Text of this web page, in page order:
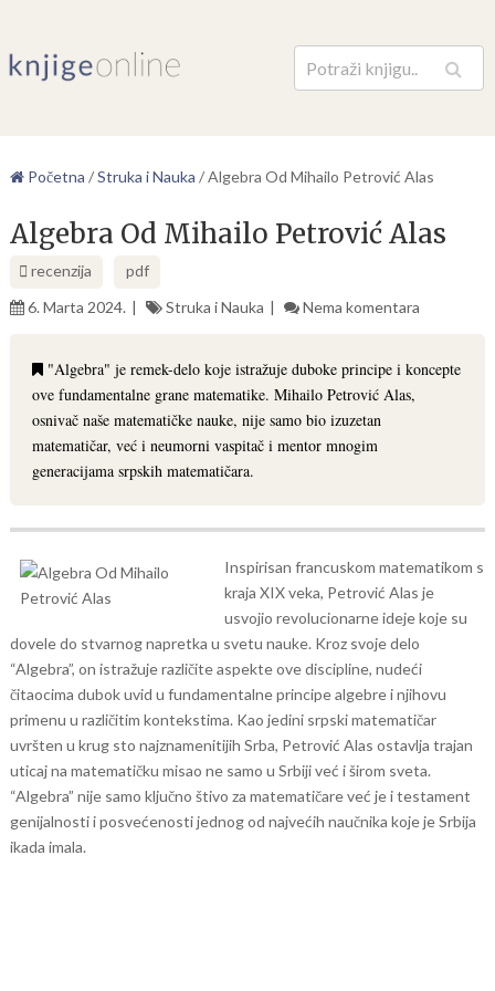
Pretraga
Početna /Struka i Nauka /Algebra Od Mihailo Petrović Alas
Algebra Od Mihailo Petrović Alas
recenzija
pdf
6. Marta 2024.
Struka i Nauka Nema komentara
"Algebra" je remek-delo koje istražuje duboke principe i koncepte
ove fundamentalne grane matematike. Mihailo Petrović Alas,
osnivač naše matematičke nauke, nije samo bio izuzetan
matematičar, već i neumorni vaspitač i mentor mnogim
generacijama srpskih matematičara.
Inspirisan francuskom matematikom s
kraja XIX veka, Petrović Alas je
usvojio revolucionarne ideje koje su
dovele do stvarnog napretka u svetu nauke. Kroz svoje delo
“Algebra”, on istražuje različite aspekte ove discipline, nudeći
čitaocima dubok uvid u fundamentalne principe algebre i njihovu
primenu u različitim kontekstima. Kao jedini srpski matematičar
uvršten u krug sto najznamenitijih Srba, Petrović Alas ostavlja trajan
uticaj na matematičku misao ne samo u Srbiji već i širom sveta.
“Algebra” nije samo ključno štivo za matematičare već je i testament
genijalnosti i posvećenosti jednog od najvećih naučnika koje je Srbija
ikada imala.